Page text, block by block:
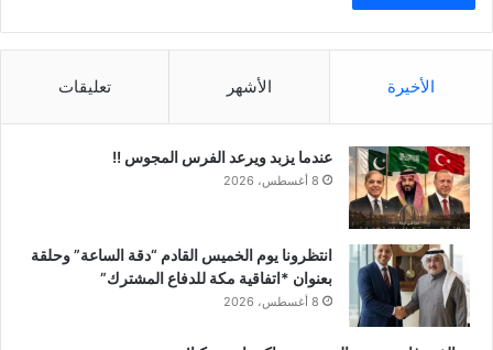
الأخيرة الأشهر تعليقات
عندما يزبد ويرعد الفرس المجوس !!
8 أغسطس، 2026
انتظرونا يوم الخميس القادم “دقة الساعة” وحلقة
بعنوان *اتفاقية مكة للدفاع المشترك”
8 أغسطس، 2026